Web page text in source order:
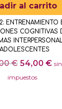
al carrito
ENTRENAMIENTO
COGNITIVAS
€ El
precio
54,00 €Elsin
impuestos